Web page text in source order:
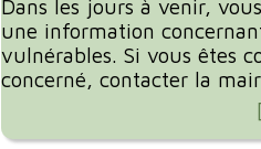
Dans les jours à venir,
une information
vulnérables. Si vous êtes
concerné, contacter la